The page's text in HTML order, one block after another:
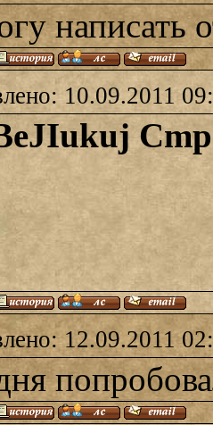
написать
10.09.2011
12.09.2011